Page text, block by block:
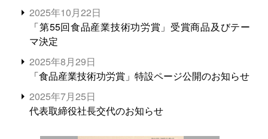
2025年10月22日
「第55回食品産業技術功労賞」受賞商品及びテー
マ決定
2025年8月29日
「食品産業技術功労賞」特設ページ公開のお知らせ
2025年7月25日
代表取締役社長交代のお知らせ